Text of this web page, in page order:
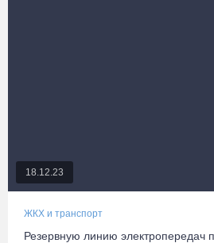
18.12.23
ЖКХ и транспорт
Резервную линию электропередач